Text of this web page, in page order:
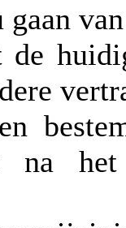
gaan
na